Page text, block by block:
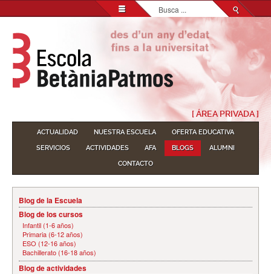
Buscar...
[ ÁREA PRIVADA ]
ACTUALIDAD NUESTRA ESCUELA
OFERTA EDUCATIVA
SERVICIOS
ACTIVIDADES AFA BLOGS
ALUMNI
CONTACTO
Blog de la Escuela
Blog de los cursos
Infantil (1-6 años)
Primaria (6-12 años)
ESO (12-16 años)
Bachillerato (16-18 años)
Blog de actividades